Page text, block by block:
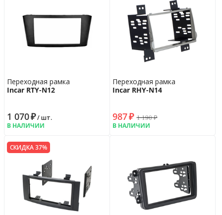
Переходная рамка
Incar RTY-N12
1 070₽/ шт.
В НАЛИЧИИ
Переходная рамка
Incar RHY-N14
987₽ 1 190₽
В НАЛИЧИИ
СКИДКА 37%